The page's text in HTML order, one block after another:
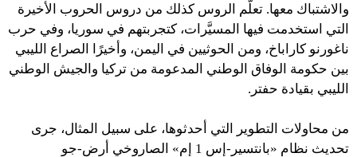
والاشتباك معها. تعلَّم الروس كذلك من دروس الحروب الأخيرة
التي استخدمت فيها المسيَّرات، كتجربتهم في سوريا، وفي حرب
ناغورنو كاراباخ، ومن الحوثيين في اليمن، وأخيرًا الصراع الليبي
بين حكومة الوفاق الوطني المدعومة من تركيا والجيش الوطني
الليبي بقيادة حفتر.
من محاولات التطوير التي أحدثوها، على سبيل المثال، جرى
تحديث نظام «بانتسير-إس 1 إم» الصاروخي أرض-جو